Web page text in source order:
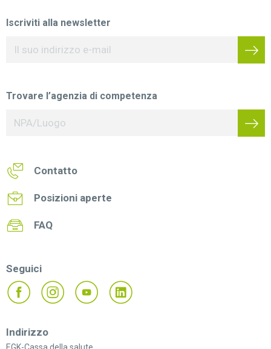
Iscriviti alla newsletter
Trovare l’agenzia di competenza
Contatto
Posizioni aperte
FAQ
Seguici
Indirizzo
EGK-Cassa della salute